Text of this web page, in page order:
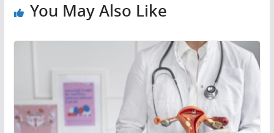
You May Also Like